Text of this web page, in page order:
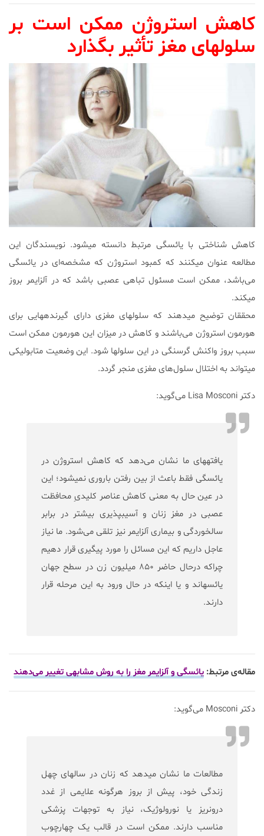
کاهش استروژن ممکن است بر
سلول‎های مغز تأثیر بگذارد
کاهش شناختی با یائسگی مرتبط دانسته می‎شود. نویسندگان این
مطالعه عنوان می‎کنند که کمبود استروژن که مشخصه‌ای در یائسگی
می‌باشد، ممکن است مسئول تباهی عصبی‌ باشد که در آلزایمر بروز
می‎کند.
محققان توضیح می‎دهند که سلول‎های مغزی دارای گیرنده‎هایی برای
هورمون استروژن می‌باشند و کاهش در میزان این هورمون ممکن است
سبب بروز واکنش گرسنگی در این سلول‎ها شود. این وضعیت متابولیکی
می‎‏تواند به اختلال سلول‌های مغزی منجر گردد.
دکتر Lisa Mosconi می‌گوید:
یافته‎های ما نشان می‌‏دهد که کاهش استروژن در
یائسگی فقط باعث از بین رفتن باروری نمی‎شود؛ این
در عین حال به معنی کاهش عناصر کلیدیِ محافظت
عصبی در مغز زنان و آسیب‎پذیری بیشتر در برابر
سالخوردگی و بیماری آلزایمر نیز تلقی می‌شود. ما نیاز
عاجل داریم که این مسائل را مورد پیگیری قرار دهیم
چراکه درحال حاضر ۸۵۰ میلیون زن در سطح جهان
یائسه‎اند و یا اینکه در حال ورود به این مرحله قرار
دارند.
مقاله‌ی مرتبط: یائسگی و آلزایمر مغز را به روش مشابهی تغییر می‌دهند
دکتر Mosconi می‌گوید:
مطالعات ما نشان می‎دهد که زنان در سال‎های چهل
زندگی خود، پیش از بروز هرگونه علایمی از غدد
درون‎ریز یا نورولوژیک، نیاز به توجهات پزشکی
مناسب دارند. ممکن است در قالب یک چهارچوب